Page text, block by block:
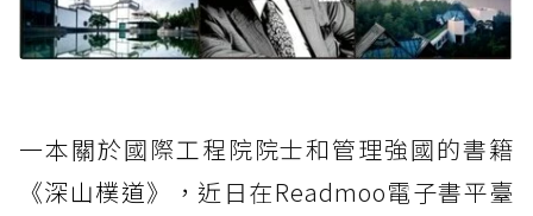
一本關於國際工程院院士和管理強國的書籍
《深山樸道》， 近日在Readmoo電子書平臺